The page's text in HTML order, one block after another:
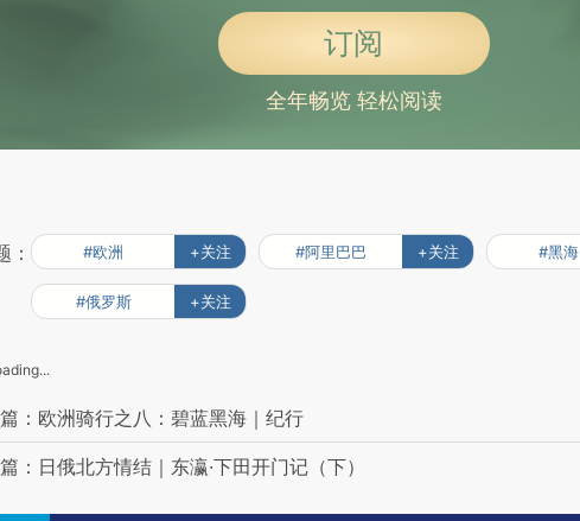
订阅
全年畅览 轻松阅读
： #欧洲 +关注 #阿里巴巴 +关注 #黑海
#俄罗斯 +关注
：欧洲骑行之八：碧蓝黑海｜纪行
：日俄北方情结｜东瀛·下田开门记（下）